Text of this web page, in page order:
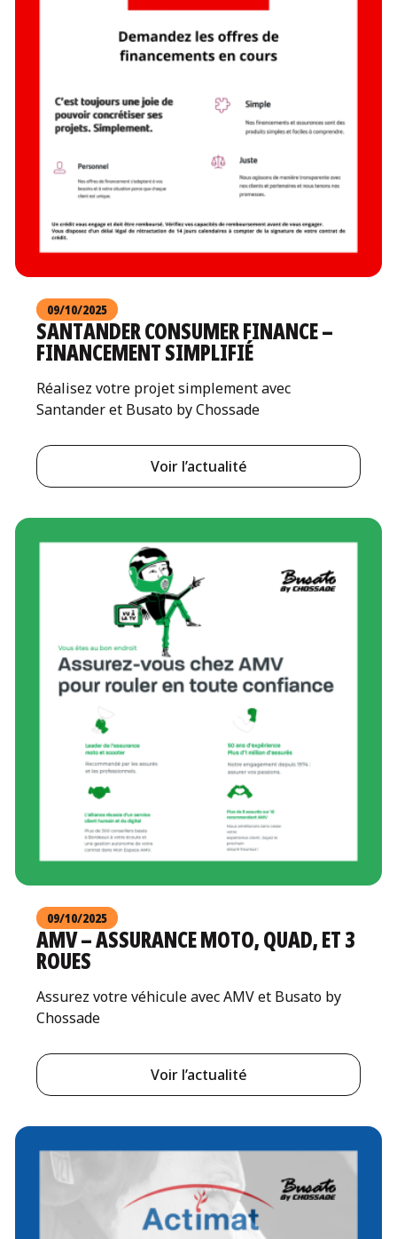
09/10/2025
SANTANDER CONSUMER FINANCE –
FINANCEMENT SIMPLIFIÉ
Réalisez votre projet simplement avec
Santander et Busato by Chossade
Voir l’actualité
09/10/2025
AMV – ASSURANCE MOTO, QUAD, ET 3
ROUES
Assurez votre véhicule avec AMV et Busato by
Chossade
Voir l’actualité